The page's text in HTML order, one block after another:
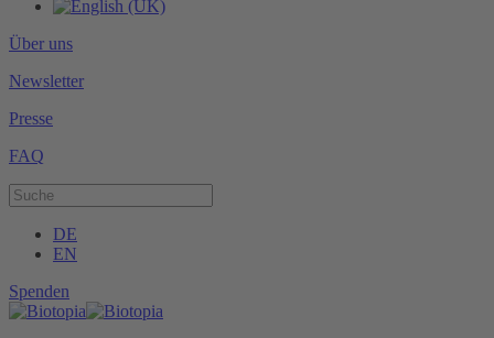
Über uns
Newsletter
Presse
FAQ
DE
EN
Spenden